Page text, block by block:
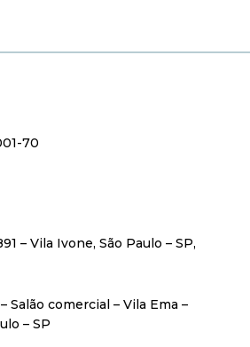
70
– Vila Ivone, São Paulo – SP,
Salão comercial – Vila Ema –
– SP